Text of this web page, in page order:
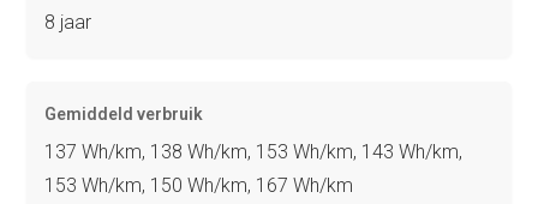
8 jaar
Gemiddeld verbruik
137 Wh/km, 138 Wh/km, 153 Wh/km, 143 Wh/km,
153 Wh/km, 150 Wh/km, 167 Wh/km